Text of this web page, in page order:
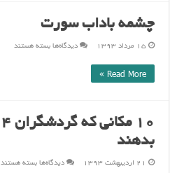
چشمه باداب سورت
۱۵ مرداد ۱۳۹۳ دیدگاه‌هابرای
بسته هستند
Read More »
بدهند
۲۱ اردیبهشت ۱۳۹۳ دیدگاه‌هابرای
بسته هستند